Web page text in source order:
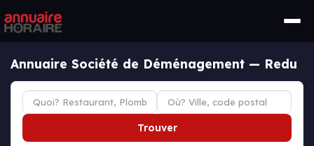
Annuaire Société de Déménagement — Redu
Trouver